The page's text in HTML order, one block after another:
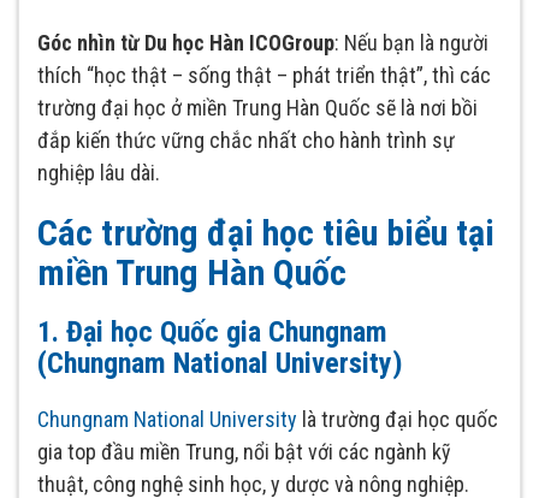
Góc nhìn từ Du học Hàn ICOGroup: Nếu bạn là người
thích “học thật – sống thật – phát triển thật”, thì các
trường đại học ở miền Trung Hàn Quốc sẽ là nơi bồi
đắp kiến thức vững chắc nhất cho hành trình sự
nghiệp lâu dài.
Các trường đại học tiêu biểu tại
miền Trung Hàn Quốc
1. Đại học Quốc gia Chungnam
(Chungnam National University)
Chungnam National University là trường đại học quốc
gia top đầu miền Trung, nổi bật với các ngành kỹ
thuật, công nghệ sinh học, y dược và nông nghiệp.